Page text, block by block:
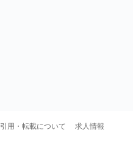
引用・転載について 求人情報